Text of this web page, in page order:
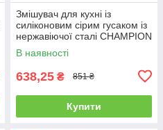
Змішувач для кухні із
силіконовим сірим гусаком із
нержавіючої сталі CHAMPION
SUS-011 REFL.GRAY
В наявності
638,25 ₴ 851 ₴
Купити